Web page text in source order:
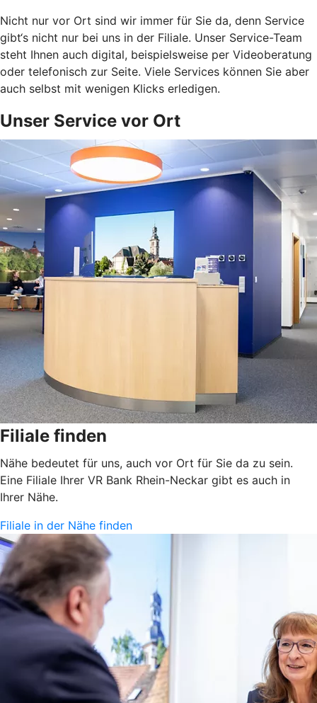
Nicht nur vor Ort sind wir immer für Sie da, denn Service
gibt‘s nicht nur bei uns in der Filiale. Unser Service-Team
steht Ihnen auch digital, beispielsweise per Videoberatung
oder telefonisch zur Seite. Viele Services können Sie aber
auch selbst mit wenigen Klicks erledigen.
Unser Service vor Ort
Filiale finden
Nähe bedeutet für uns, auch vor Ort für Sie da zu sein.
Eine Filiale Ihrer VR Bank Rhein-Neckar gibt es auch in
Ihrer Nähe.
Filiale in der Nähe finden